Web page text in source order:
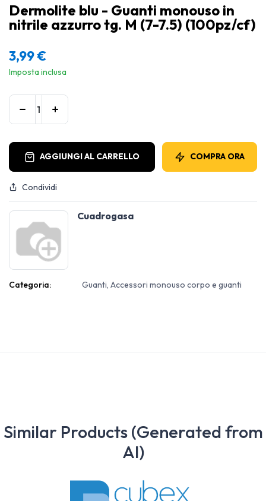
Dermolite blu - Guanti monouso in
nitrile azzurro tg. M (7-7.5) (100pz/cf)
3,99€
Imposta inclusa
AGGIUNGI AL CARRELLO COMPRA ORA
Condividi
Cuadrogasa
Categoria: Guanti, Accessori monouso corpo e guanti
Similar Products (Generated from
AI)